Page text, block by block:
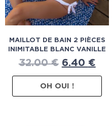
MAILLOT DE BAIN 2 PIÈCES
INIMITABLE BLANC VANILLE
32.00€ 6.40 €
OH OUI !